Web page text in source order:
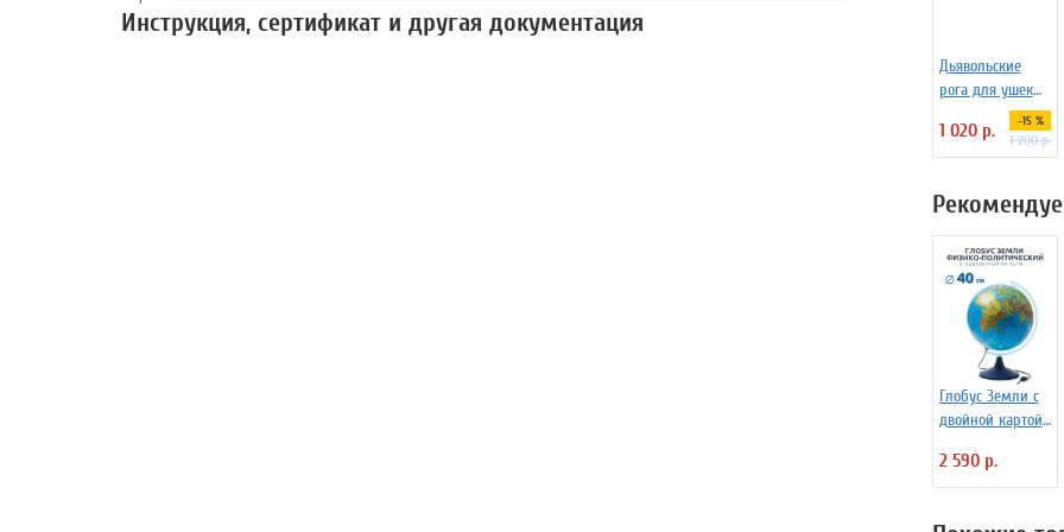
Инструкция, сертификат и другая документация
Дьявольские
рога для ушек
1 020 р. -15 %
1 200 р.
Глобус Земли с
двойной картой
d=40 см
2 590 р.